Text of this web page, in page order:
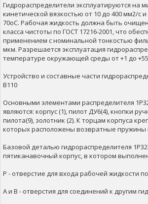
Гидрораспределители эксплуатируются на
кинетической вязкостью от 10 до 400 мм2/с
70оС. Рабочая жидкость должна быть
класса чистоты по ГОСТ 17216-2001, что
применением с номинальной тонкостью
мкм. Разрешается эксплуатация
температуре окружающей среды от +1 до
Устройство и составные части
В110
Основными элементами распределителя
являются: корпус (1), пилот ДУ6(4), кнопки
пилота(9), золотник (2). К торцам корпуса
которых расположены возвратные пружины
Базовой деталью гидрораспределителя
пятиканавочный корпус, в котором
P - отверстие для входа рабочей жидкости
А и В - отверстия для соединений к другим